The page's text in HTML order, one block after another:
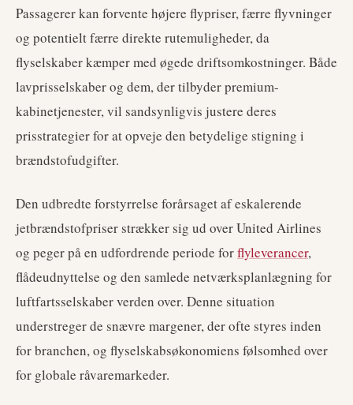
Passagerer kan forvente højere flypriser, færre flyvninger
og potentielt færre direkte rutemuligheder, da
flyselskaber kæmper med øgede driftsomkostninger. Både
lavprisselskaber og dem, der tilbyder premium-
kabinetjenester, vil sandsynligvis justere deres
prisstrategier for at opveje den betydelige stigning i
brændstofudgifter.
Den udbredte forstyrrelse forårsaget af eskalerende
jetbrændstofpriser strækker sig ud over United Airlines
og peger på en udfordrende periode forflyleverancer,
flådeudnyttelse og den samlede netværksplanlægning for
luftfartsselskaber verden over. Denne situation
understreger de snævre margener, der ofte styres inden
for branchen, og flyselskabsøkonomiens følsomhed over
for globale råvaremarkeder.